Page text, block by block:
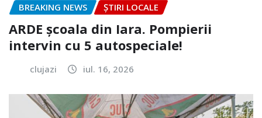
BREAKING NEWS ȘTIRI LOCALE
ARDE școala din Iara. Pompierii
intervin cu 5 autospeciale!
clujazi iul. 16, 2026